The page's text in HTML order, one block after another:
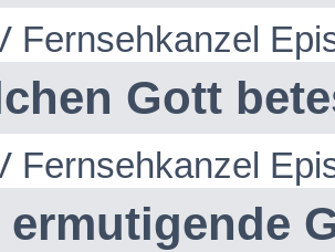
Fernsehkanzel
Gott
Fernsehkanzel
ermutigende